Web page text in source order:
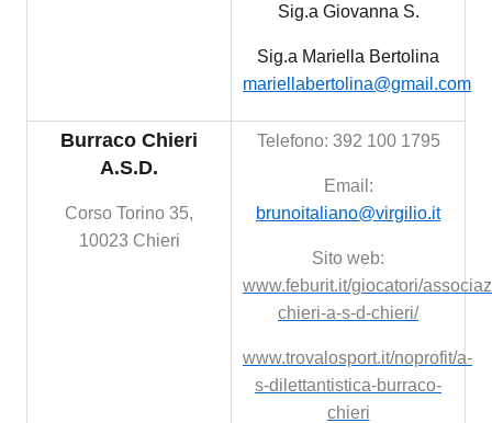
Sig.a Giovanna S.
Sig.a Mariella Bertolina
mariellabertolina@gmail.com
Burraco Chieri
A.S.D.
Corso Torino 35,
10023 Chieri
Telefono: 392 100 1795
Email:
brunoitaliano@virgilio.it
Sito web:
www.feburit.it/giocatori/
chieri-a-s-d-chieri/
www.trovalosport.it/noprofit/a-
s-dilettantistica-burraco-
chieri